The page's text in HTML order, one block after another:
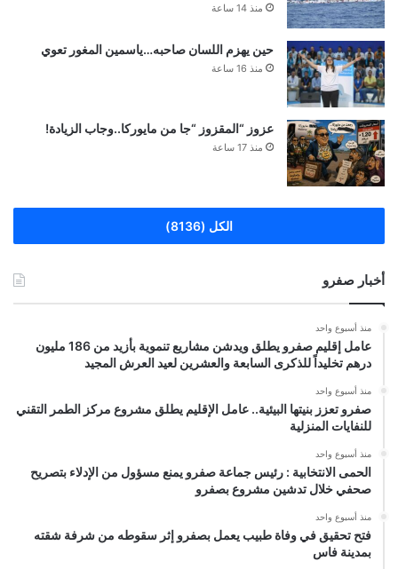
منذ 14 ساعة
حين يهزم اللسان صاحبه…ياسمين المغور تعوي
منذ 16 ساعة
عزوز “المقزوز “جا من مايوركا..وجاب الزيادة!
منذ 17 ساعة
الكل (8136)
أخبار صفرو
منذ أسبوع واحد
عامل إقليم صفرو يطلق ويدشن مشاريع تنموية بأزيد من 186 مليون
درهم تخليداً للذكرى السابعة والعشرين لعيد العرش المجيد
منذ أسبوع واحد
صفرو تعزز بنيتها البيئية.. عامل الإقليم يطلق مشروع مركز الطمر التقني
للنفايات المنزلية
منذ أسبوع واحد
الحمى الانتخابية : رئيس جماعة صفرو يمنع مسؤول من الإدلاء بتصريح
صحفي خلال تدشين مشروع بصفرو
منذ أسبوع واحد
فتح تحقيق في وفاة طبيب يعمل بصفرو إثر سقوطه من شرفة شقته
بمدينة فاس